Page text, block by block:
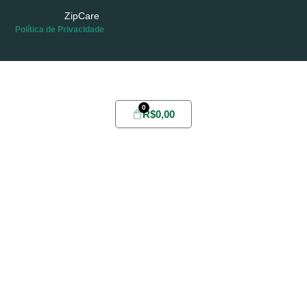
ZipCare
Política de Privacidade
R$0,00
0